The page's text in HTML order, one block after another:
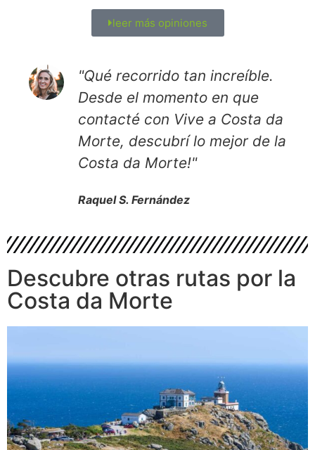
leer más opiniones
"Qué recorrido tan increíble.
Desde el momento en que
contacté con Vive a Costa da
Morte, descubrí lo mejor de la
Costa da Morte!"
Raquel S. Fernández
Descubre otras rutas por la
Costa da Morte